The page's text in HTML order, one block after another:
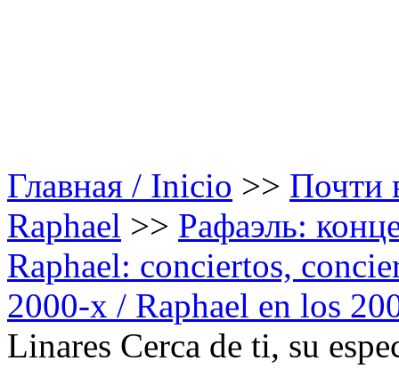
Главная / Inicio >> Почти
Raphael >> Рафаэль:
Raphael: conciertos,
2000-х / Raphael en los
Linares Cerca de ti, su